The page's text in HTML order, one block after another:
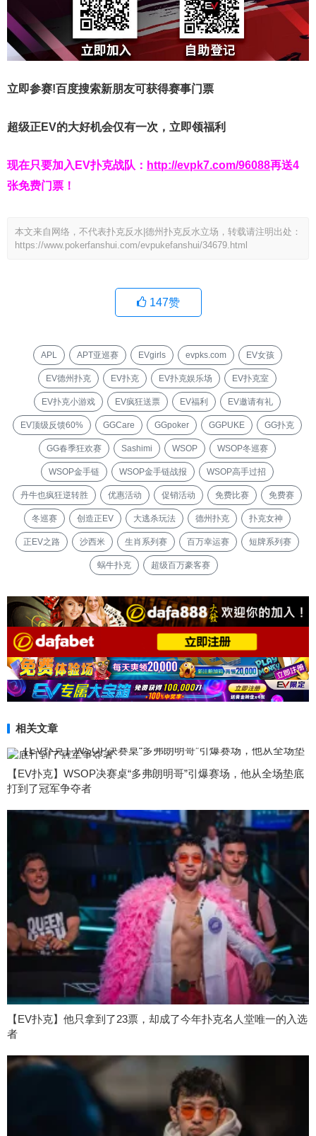
立即参赛!百度搜索新朋友可获得赛事门票
超级正EV的大好机会仅有一次，立即领福利
现在只要加入EV扑克战队： http://evpk7.com/96088再送4
张免费门票！
本文来自网络，不代表扑克反水|德州扑克反水立场，转载请注明出处：
https://www.pokerfanshui.com/evpukefanshui/34679.html
147赞
APL APT亚巡赛 EVgirls evpks.com EV女孩
EV德州扑克 EV扑克 EV扑克娱乐场 EV扑克室
EV扑克小游戏 EV疯狂送票 EV福利 EV邀请有礼
EV顶级反馈60% GGCare GGpoker GGPUKE GG扑克
GG春季狂欢赛 Sashimi WSOP WSOP冬巡赛
WSOP金手链 WSOP金手链战报 WSOP高手过招
丹牛也疯狂逆转胜 优惠活动 促销活动 免费比赛 免费赛
冬巡赛 创造正EV 大逃杀玩法 德州扑克 扑克女神
正EV之路 沙西米 生肖系列赛 百万幸运赛 短牌系列赛
蜗牛扑克 超级百万豪客赛
相关文章
【EV扑克】WSOP决赛桌“多弗朗明哥”引爆赛场，他从全场垫底
打到了冠军争夺者
【EV扑克】他只拿到了23票，却成了今年扑克名人堂唯一的入选
者